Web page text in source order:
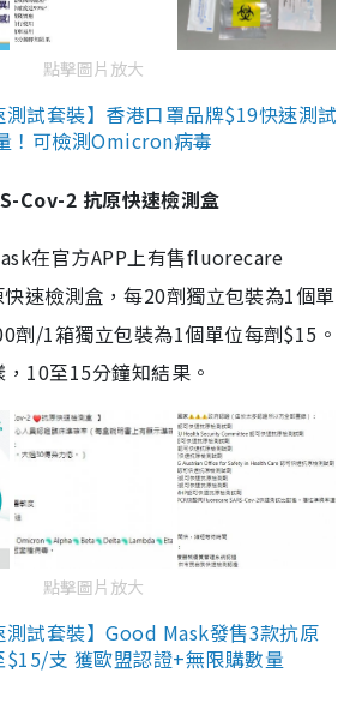
點擊圖片放大
試套裝】香港口罩品牌$19快速測試
！可檢測Omicron病毒
Cov-2 抗原快速檢測盒
在官方APP上有售fluorecare
速檢測盒，每20劑獨立包裝為1個單
劑/1箱獨立包裝為1個單位每劑$15。
10至15分鐘知結果。
點擊圖片放大
測試套裝】Good Mask發售3款抗原
支 獲歐盟認證+無限購數量